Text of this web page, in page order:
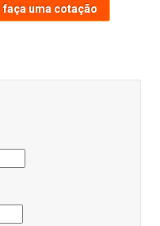
faça uma cotação